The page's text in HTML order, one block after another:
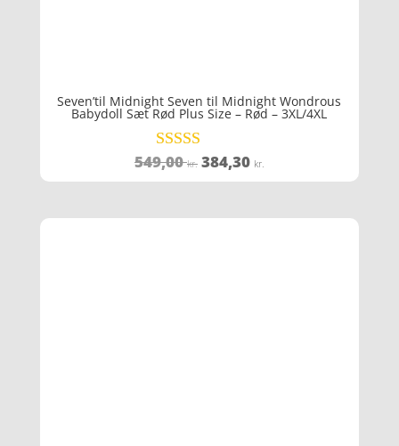
Seven’til Midnight Seven til Midnight Wondrous
Babydoll Sæt Rød Plus Size – Rød – 3XL/4XL
Vurderet
4
549,00kr. Den
oprindelige
384,30 kr.
aktuelle